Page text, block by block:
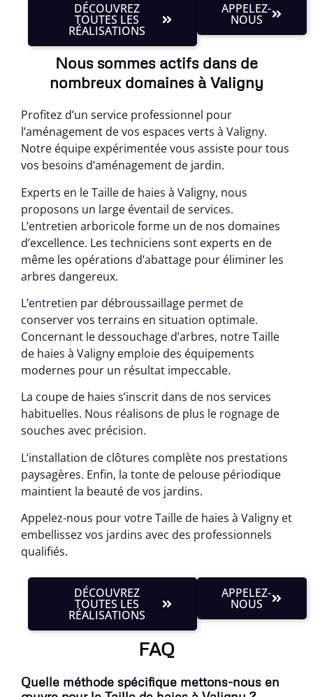
DÉCOUVREZ
TOUTES LES
RÉALISATIONS
APPELEZ-
NOUS
Nous sommes actifs dans de
nombreux domaines à Valigny
Profitez d’un service professionnel pour
l’aménagement de vos espaces verts à Valigny.
Notre équipe expérimentée vous assiste pour tous
vos besoins d’aménagement de jardin.
Experts en le Taille de haies à Valigny, nous
proposons un large éventail de services.
L’entretien arboricole forme un de nos domaines
d’excellence. Les techniciens sont experts en de
même les opérations d’abattage pour éliminer les
arbres dangereux.
L’entretien par débroussaillage permet de
conserver vos terrains en situation optimale.
Concernant le dessouchage d’arbres, notre Taille
de haies à Valigny emploie des équipements
modernes pour un résultat impeccable.
La coupe de haies s’inscrit dans de nos services
habituelles. Nous réalisons de plus le rognage de
souches avec précision.
L’installation de clôtures complète nos prestations
paysagères. Enfin, la tonte de pelouse périodique
maintient la beauté de vos jardins.
Appelez-nous pour votre Taille de haies à Valigny et
embellissez vos jardins avec des professionnels
qualifiés.
DÉCOUVREZ
TOUTES LES
RÉALISATIONS
APPELEZ-
NOUS
FAQ
Quelle méthode spécifique mettons-nous en